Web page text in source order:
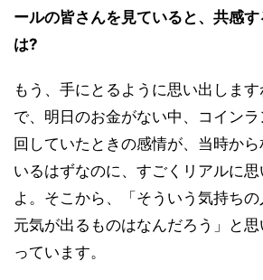
ールの皆さんを見ていると、共感
は?
もう、手にとるように思い出しま
で、明日のお金がない中、コイン
回していたときの感情が、当時か
いるはずなのに、すごくリアルに
よ。そこから、「そういう気持ちの
元気が出るものはなんだろう」と
っています。